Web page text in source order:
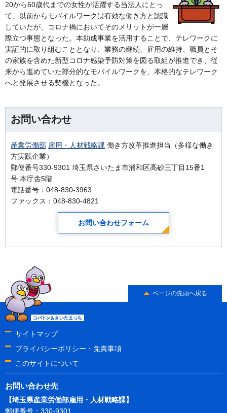
20から60歳代までの女性が活躍する当法人にとっ
て、以前からモバイルワークは有効な働き方と認識
していたが、コロナ禍においてそのメリットが一層
際立つ事態となった。本助成事業を活用することで、テレワークに
実証的に取り組むこととなり、業務の継続、雇用の維持、職員とそ
の家族を含めた新型コロナ感染予防対策を図る取組が推進でき、従
来から進めていた部分的なモバイルワークを、本格的なテレワーク
へと発展させる契機となった。
お問い合わせ
産業労働部 雇用・人材戦略課 働き方改革推進担当（多様な働き
方実践企業）
郵便番号330-9301 埼玉県さいたま市浦和区高砂三丁目15番1
号 本庁舎5階
電話番号：048-830-3963
ファックス：048-830-4821
お問い合わせフォーム
ページの先頭へ戻る
サイトマップ
プライバシーポリシー・免責事項
このサイトについて
お問い合わせ先
【埼玉県産業労働部雇用・人材戦略課】
郵便番号：330-9301